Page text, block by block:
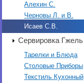
Алехин С.
Черновы Л. и В.
Исаев С.В.
Сервировка Гжель
Тарелки и Блюда
Столовые Приборы
Текстиль Кухонный